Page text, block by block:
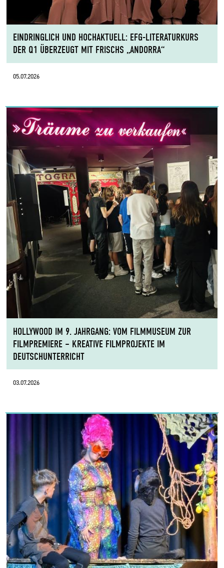
EINDRINGLICH UND HOCHAKTUELL: EFG-LITERATURKURS
DER Q1 ÜBERZEUGT MIT FRISCHS „ANDORRA“
05.07.2026
HOLLYWOOD IM 9. JAHRGANG: VOM FILMMUSEUM ZUR
FILMPREMIERE – KREATIVE FILMPROJEKTE IM
DEUTSCHUNTERRICHT
03.07.2026